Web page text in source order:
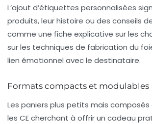
L’ajout d’étiquettes personnalisées
produits, leur histoire ou des conseils
comme une fiche explicative sur les
sur les techniques de fabrication du
lien émotionnel avec le destinataire.
Formats compacts et modulables
Les paniers plus petits mais
les CE cherchant à offrir un cadeau